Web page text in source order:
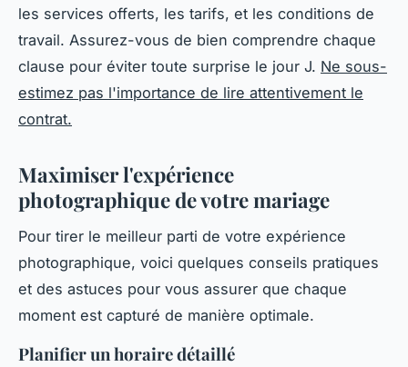
les services offerts, les tarifs, et les conditions de
travail. Assurez-vous de bien comprendre chaque
clause pour éviter toute surprise le jour J. Ne sous-
estimez pas l'importance de lire attentivement le
contrat.
Maximiser l'expérience
photographique de votre mariage
Pour tirer le meilleur parti de votre expérience
photographique, voici quelques conseils pratiques
et des astuces pour vous assurer que chaque
moment est capturé de manière optimale.
Planifier un horaire détaillé